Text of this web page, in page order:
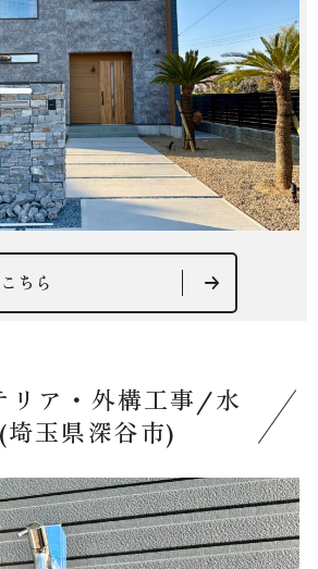
ちら
リア・外構工事/水
埼玉県深谷市)